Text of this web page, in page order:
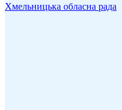
Хмельницька обласна рада